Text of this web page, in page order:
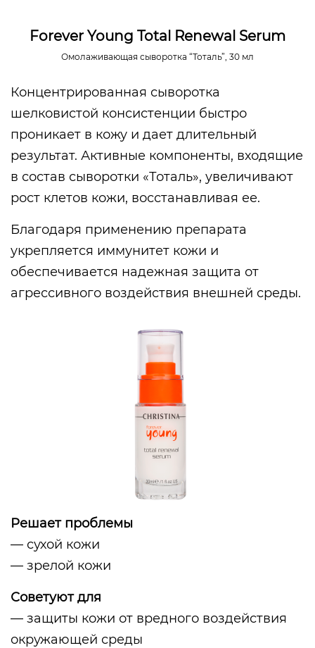
Forever Young Total Renewal Serum
Омолаживающая сыворотка “Тоталь”, 30 мл
Концентрированная сыворотка
шелковистой консистенции быстро
проникает в кожу и дает длительный
результат. Активные компоненты, входящие
в состав сыворотки «Тоталь», увеличивают
рост клетов кожи, восстанавливая ее.
Благодаря применению препарата
укрепляется иммунитет кожи и
обеспечивается надежная защита от
агрессивного воздействия внешней среды.
Решает проблемы
— сухой кожи
— зрелой кожи
Советуют для
— защиты кожи от вредного воздействия
окружающей среды